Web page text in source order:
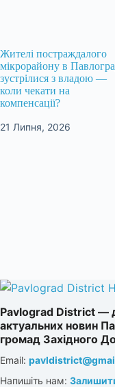
Жителі постраждалого
мікрорайону в
зустрілися з владою —
коли чекати на
компенсації?
21 Липня, 2026
Pavlograd District —
актуальних новин
громад Західного
Email:
Напишіть нам: